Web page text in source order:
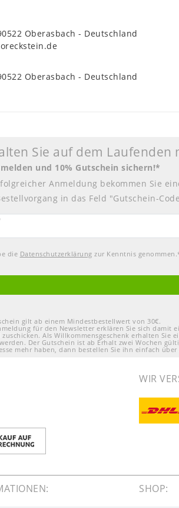
Oberasbach
Deutschland
Oberasbach
Deutschland
Sie auf dem
und 10% Gutschein sichern!*
Anmeldung bekommen Sie
in das Feld "Gutschein-
die Daten­schutz­erklärung zur Kenntnis
gilt ab einem Mindestbestellwert von 30€.
für den Newsletter erklären Sie sich damit
zuschicken. Als Willkommensgeschenk erhalten Sie
Der Gutschein ist ab Erhalt zwei Wochen
mehr haben, dann bestellen Sie ihn einfach
WIR
SHOP: